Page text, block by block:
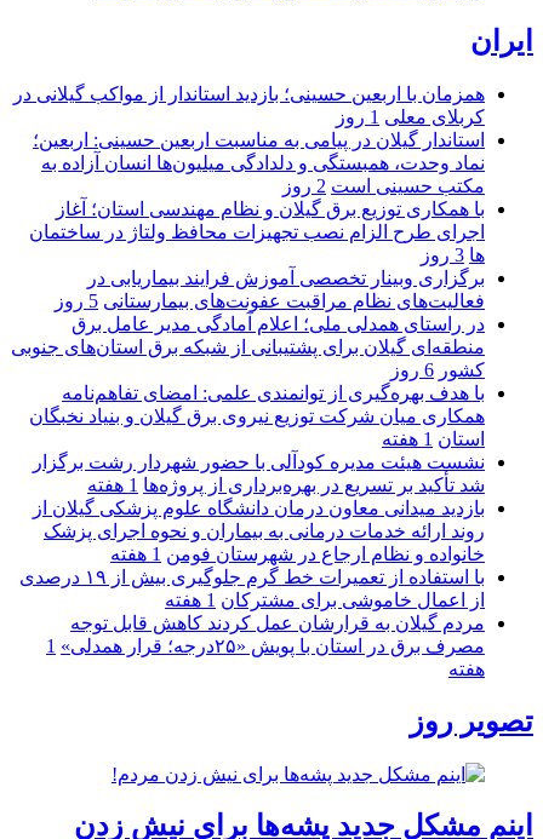
ایران
همزمان با اربعین حسینی؛ بازدید استاندار از مواکب گیلانی در
کربلای معلی 1 روز
استاندار گیلان در پیامی به مناسبت اربعین حسینی: اربعین؛
نماد وحدت، همبستگی و دلدادگی میلیون‌ها انسان آزاده به
مکتب حسینی است 2 روز
با همکاری توزیع برق گیلان و نظام مهندسی استان؛ آغاز
اجرای طرح الزام نصب تجهیزات محافظ ولتاژ در ساختمان
ها 3 روز
برگزاری وبینار تخصصی آموزش فرایند بیماریابی در
فعالیت‌های نظام مراقبت عفونت‌های بیمارستانی 5 روز
در راستای همدلی ملی؛ اعلام آمادگی مدیر عامل برق
منطقه‌ای گیلان برای پشتیبانی از شبكه برق استان‌های جنوبی
كشور 6 روز
با هدف بهره‌گیری از توانمندی علمی: امضای تفاهم‌نامه
همكاری میان شركت توزیع نیروی برق گیلان و بنیاد نخبگان
استان 1 هفته
نشست هیئت مدیره کودآلی با حضور شهردار رشت برگزار
شد تأکید بر تسریع در بهره‌برداری از پروژه‌ها 1 هفته
بازدید میدانی معاون درمان دانشگاه علوم پزشکی گیلان از
روند ارائه خدمات درمانی به بیماران و نحوه اجرای پزشک
خانواده و نظام ارجاع در شهرستان فومن 1 هفته
با استفاده از تعمیرات خط گرم جلوگیری بیش از ۱۹ درصدی
از اعمال خاموشی برای مشتركان 1 هفته
مردم گیلان به قرارشان عمل کردند كاهش قابل توجه
مصرف برق در استان با پویش «۲۵درجه؛ قرار همدلی»
1
هفته
تصویر روز
اینم مشکل جدید پشه‌ها برای نیش زدن